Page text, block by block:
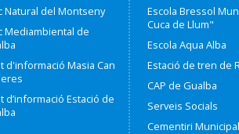
Natural del Montseny
Mediambiental de
d'informació Masia Can
d’informació Estació de
Escola Bressol
Cuca de Llum"
Escola Aqua Alba
Estació de tren de
CAP de Gualba
Serveis Socials
Cementiri Municipal